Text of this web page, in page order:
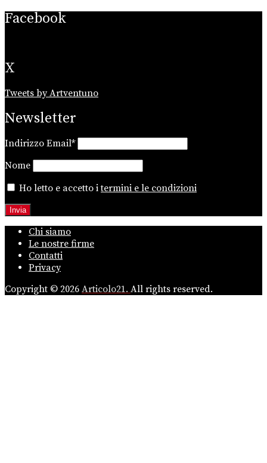
Facebook
X
Tweets by Artventuno
Newsletter
Indirizzo Email*
Nome
Ho letto e accetto itermini e le condizioni
Chi siamo
Le nostre firme
Contatti
Privacy
Copyright © 2026 Articolo21. All rights reserved.